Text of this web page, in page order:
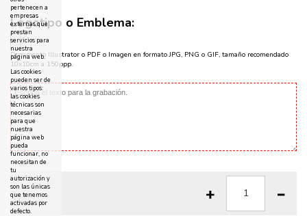
Logotipo o Emblema:
Documento Illustrator o PDF o Imagen en formato JPG, PNG o GIF, tamaño recomendado
10x10cm a 150ppp.
pertenecen a
empresas
externas que
prestan
servicios para
nuestra
página web.
Las cookies
pueden ser de
varios tipos:
las cookies
técnicas son
necesarias
para que
nuestra
página web
pueda
funcionar, no
necesitan de
tu
autorización y
son las únicas
que tenemos
activadas por
defecto.